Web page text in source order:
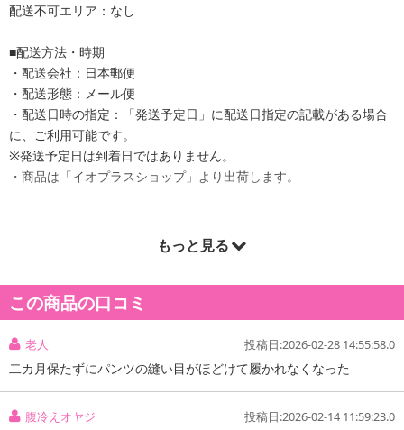
配送不可エリア：なし
■配送方法・時期
・配送会社：日本郵便
・配送形態：メール便
・配送日時の指定：「発送予定日」に配送日指定の記載がある場合
に、ご利用可能です。
※発送予定日は到着日ではありません。
・商品は「イオプラスショップ」より出荷します。
この腹巻ボクサーパンツは、お腹をしっかり守るデザインです。
柔らかな素材で、肌触りが良く、動きやすさも抜群。
シンプルなデザインで、どんなスタイルにも合わせやすいです。
もっと見る
この商品の口コミ
老人 投稿日:2026-02-28 14:55:58.0
二カ月保たずにパンツの縫い目がほどけて履かれなくなった
腹冷えオヤジ 投稿日:2026-02-14 11:59:23.0